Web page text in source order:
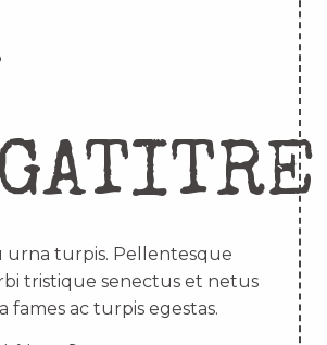
urna turpis. Pellentesque
tristique senectus et netus
fames ac turpis egestas.